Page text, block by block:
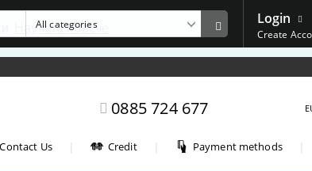
Научете повече
0885 724 677
Contact Us Credit Payment methods
Login
Create